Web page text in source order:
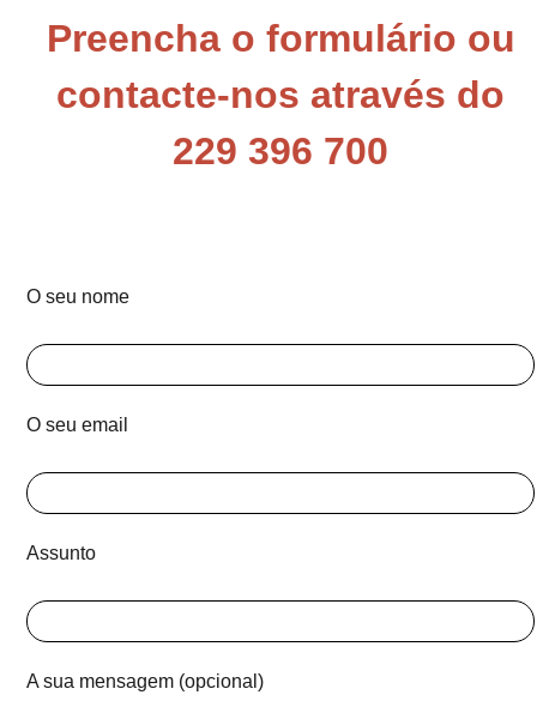
Preencha o formulário ou
contacte-nos através do
229 396 700
O seu nome
O seu email
Assunto
A sua mensagem (opcional)